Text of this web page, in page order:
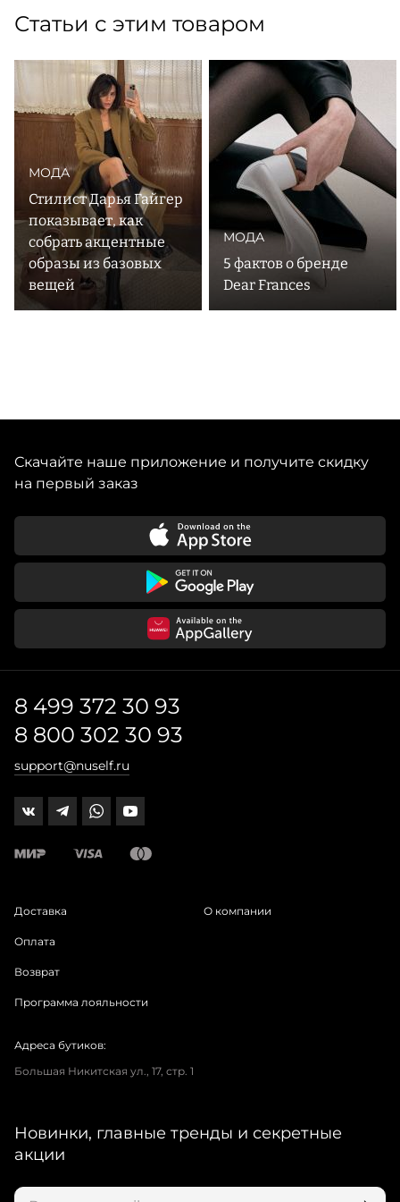
Статьи с этим товаром
МОДА
Стилист Дарья Гайгер
показывает, как
собрать акцентные
образы из базовых
вещей
МОДА
5 фактов о бренде
Dear Frances
Скачайте наше приложение и получите скидку
на первый заказ
8 499 372 30 93
8 800 302 30 93
support@nuself.ru
Доставка
Оплата
Возврат
Программа лояльности
О компании
Адреса бутиков:
Большая Никитская ул., 17, стр. 1
Новинки, главные тренды и секретные
акции